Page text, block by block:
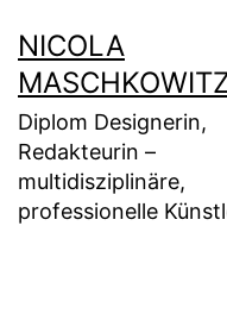
Inhalt
springen
NICOLA
Diplom Designerin,
Redakteurin –
multidisziplinäre,
professionelle